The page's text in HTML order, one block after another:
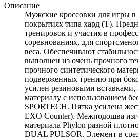
Описание
Мужские кроссовки для игры в
покрытиях типа хард (Т).
тренировок и участия в
соревнованиях, для
веса. Обеспечивают
выполнен из очень прочного
прочного синтетического
подверженных трению при
усилен резиновыми
материалу с использованием
SPORTECH. Пятка усилена
EXO Counter). Межподошва
материала Phylon разной
DUAL PULSOR. Элемент в